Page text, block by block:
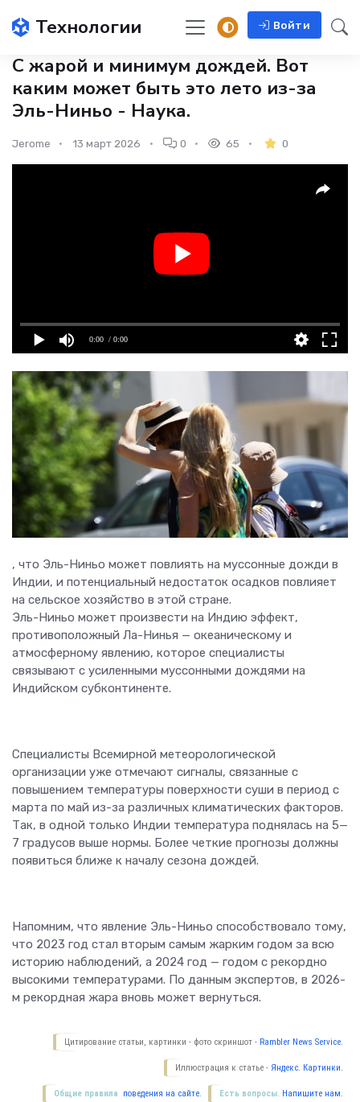
Технологии Войти
С жарой и минимум дождей. Вот
каким может быть это лето из-за
Эль-Ниньо - Наука.
Jerome 13 март 2026 0 65 0
0:00 / 0:00
, что Эль-Ниньо может повлиять на муссонные дожди в
Индии, и потенциальный недостаток осадков повлияет
на сельское хозяйство в этой стране.
Эль-Ниньо может произвести на Индию эффект,
противоположный Ла-Нинья — океаническому и
атмосферному явлению, которое специалисты
связывают с усиленными муссонными дождями на
Индийском субконтиненте.
Специалисты Всемирной метеорологической
организации уже отмечают сигналы, связанные с
повышением температуры поверхности суши в период с
марта по май из-за различных климатических факторов.
Так, в одной только Индии температура поднялась на 5—
7 градусов выше нормы. Более четкие прогнозы должны
появиться ближе к началу сезона дождей.
Напомним, что явление Эль-Ниньо способствовало тому,
что 2023 год стал вторым самым жарким годом за всю
историю наблюдений, а 2024 год — годом с рекордно
высокими температурами. По данным экспертов, в 2026-
м рекордная жара вновь может вернуться.
Цитирование статьи, картинки - фото скриншот - Rambler News Service.
Иллюстрация к статье - Яндекс. Картинки.
Есть вопросы. Напишите нам.
Общие правила поведения на сайте.